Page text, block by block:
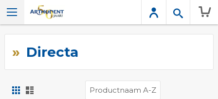
Directa
Foto-
tabel